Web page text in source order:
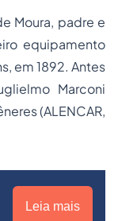
Moura, padre e
equipamento
em 1892. Antes
Marconi
(ALENCAR,
Leia mais